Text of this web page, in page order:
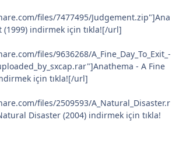
files/7477495/Judgement.zip"]Ana
(1999) indirmek için tıkla![/url]
files/9636268/A_Fine_Day_To_Exit_-
- A Fine
için tıkla![/url]
files/2509593/A_Natural_Disaster.r
Disaster (2004) indirmek için tıkla!